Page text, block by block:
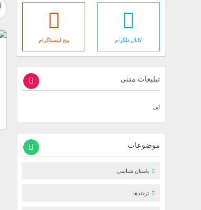
کانال تلگرام پیج اینستاگرام
تبلیغات متنی
این
موضوعات
باستان شناسی
ترفندها